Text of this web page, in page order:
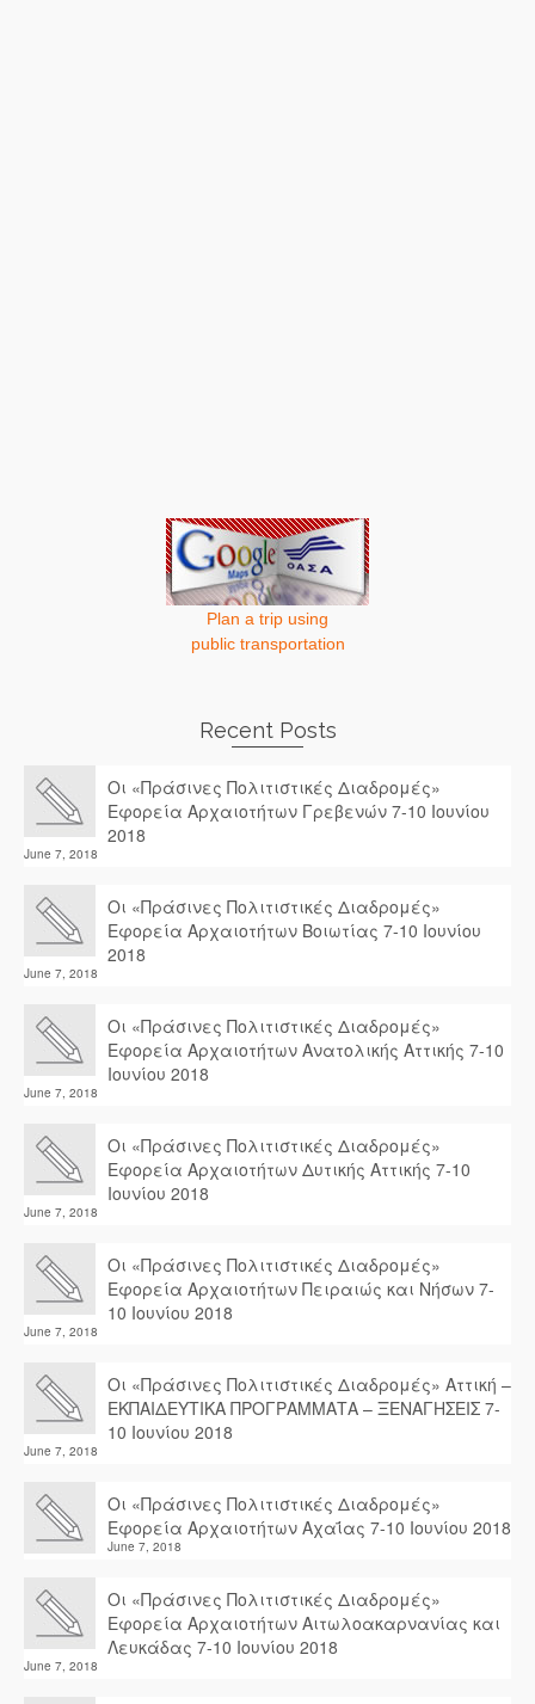
Plan a trip using
public transportation
Recent Posts
Οι «Πράσινες Πολιτιστικές Διαδρομές»
Εφορεία Αρχαιοτήτων Γρεβενών 7-10 Ιουνίου
2018
June 7, 2018
Οι «Πράσινες Πολιτιστικές Διαδρομές»
Εφορεία Αρχαιοτήτων Βοιωτίας 7-10 Ιουνίου
2018
June 7, 2018
Οι «Πράσινες Πολιτιστικές Διαδρομές»
Εφορεία Αρχαιοτήτων Ανατολικής Αττικής 7-10
Ιουνίου 2018
June 7, 2018
Οι «Πράσινες Πολιτιστικές Διαδρομές»
Εφορεία Αρχαιοτήτων Δυτικής Αττικής 7-10
Ιουνίου 2018
June 7, 2018
Οι «Πράσινες Πολιτιστικές Διαδρομές»
Εφορεία Αρχαιοτήτων Πειραιώς και Νήσων 7-
10 Ιουνίου 2018
June 7, 2018
Οι «Πράσινες Πολιτιστικές Διαδρομές» Αττική –
ΕΚΠΑΙΔΕΥΤΙΚΑ ΠΡΟΓΡΑΜΜΑΤΑ – ΞΕΝΑΓΗΣΕΙΣ 7-
10 Ιουνίου 2018
June 7, 2018
Οι «Πράσινες Πολιτιστικές Διαδρομές»
Εφορεία Αρχαιοτήτων Αχαΐας 7-10 Ιουνίου 2018
June 7, 2018
Οι «Πράσινες Πολιτιστικές Διαδρομές»
Εφορεία Αρχαιοτήτων Αιτωλοακαρνανίας και
Λευκάδας 7-10 Ιουνίου 2018
June 7, 2018